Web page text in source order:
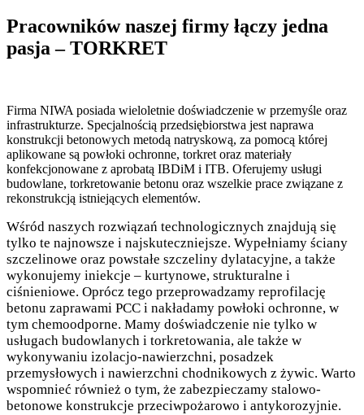
Pracowników naszej firmy łączy jedna
pasja – TORKRET
Firma NIWA posiada wieloletnie doświadczenie w przemyśle oraz
infrastrukturze. Specjalnością przedsiębiorstwa jest naprawa
konstrukcji betonowych metodą natryskową, za pomocą której
aplikowane są powłoki ochronne, torkret oraz materiały
konfekcjonowane z aprobatą IBDiM i ITB. Oferujemy usługi
budowlane, torkretowanie betonu oraz wszelkie prace związane z
rekonstrukcją istniejących elementów.
Wśród naszych rozwiązań technologicznych znajdują się
tylko te najnowsze i najskuteczniejsze. Wypełniamy ściany
szczelinowe oraz powstałe szczeliny dylatacyjne, a także
wykonujemy iniekcje – kurtynowe, strukturalne i
ciśnieniowe. Oprócz tego przeprowadzamy reprofilację
betonu zaprawami PCC i nakładamy powłoki ochronne, w
tym chemoodporne. Mamy doświadczenie nie tylko w
usługach budowlanych i torkretowania, ale także w
wykonywaniu izolacjo-nawierzchni, posadzek
przemysłowych i nawierzchni chodnikowych z żywic. Warto
wspomnieć również o tym, że zabezpieczamy stalowo-
betonowe konstrukcje przeciwpożarowo i antykorozyjnie.